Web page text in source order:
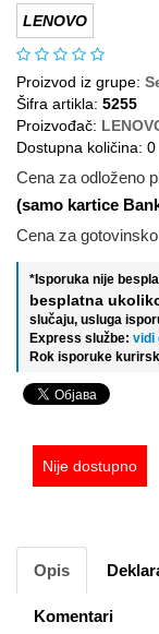
LENOVO
Proizvod iz grupe:
Šifra artikla: 5255
Proizvođač:
Dostupna količina: 0
Cena za odloženo
(samo kartice
Cena za
*Isporuka nije
besplatna
slučaju, usluga
Express službe: vidi
Rok isporuke
Nije dostupno
Opis
Komentari